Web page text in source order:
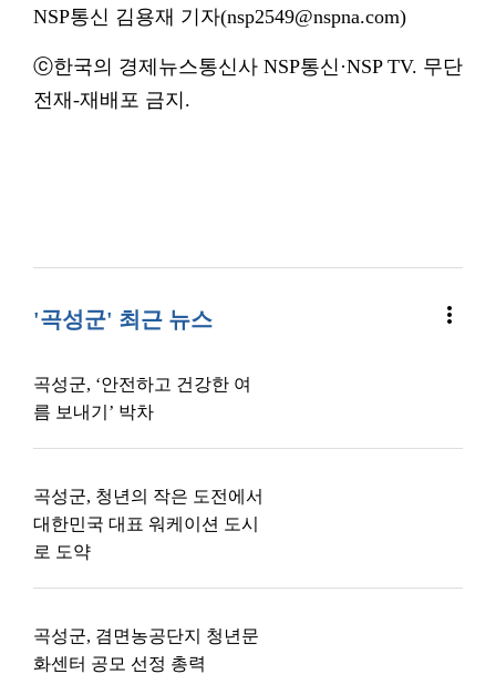
NSP통신 김용재 기자(nsp2549@nspna.com)
ⓒ한국의 경제뉴스통신사 NSP통신·NSP TV. 무단
전재-재배포 금지.
'곡성군' 최근 뉴스 more_vert
곡성군, ‘안전하고 건강한 여
름 보내기’ 박차
곡성군, 청년의 작은 도전에서
대한민국 대표 워케이션 도시
로 도약
곡성군, 겸면농공단지 청년문
화센터 공모 선정 총력